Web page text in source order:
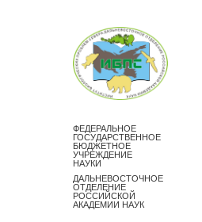
ФЕДЕРАЛЬНОЕ
ГОСУДАРСТВЕННОЕ
БЮДЖЕТНОЕ
УЧРЕЖДЕНИЕ
НАУКИ
ДАЛЬНЕВОСТОЧНОЕ
ОТДЕЛЕНИЕ
РОССИЙСКОЙ
АКАДЕМИИ НАУК